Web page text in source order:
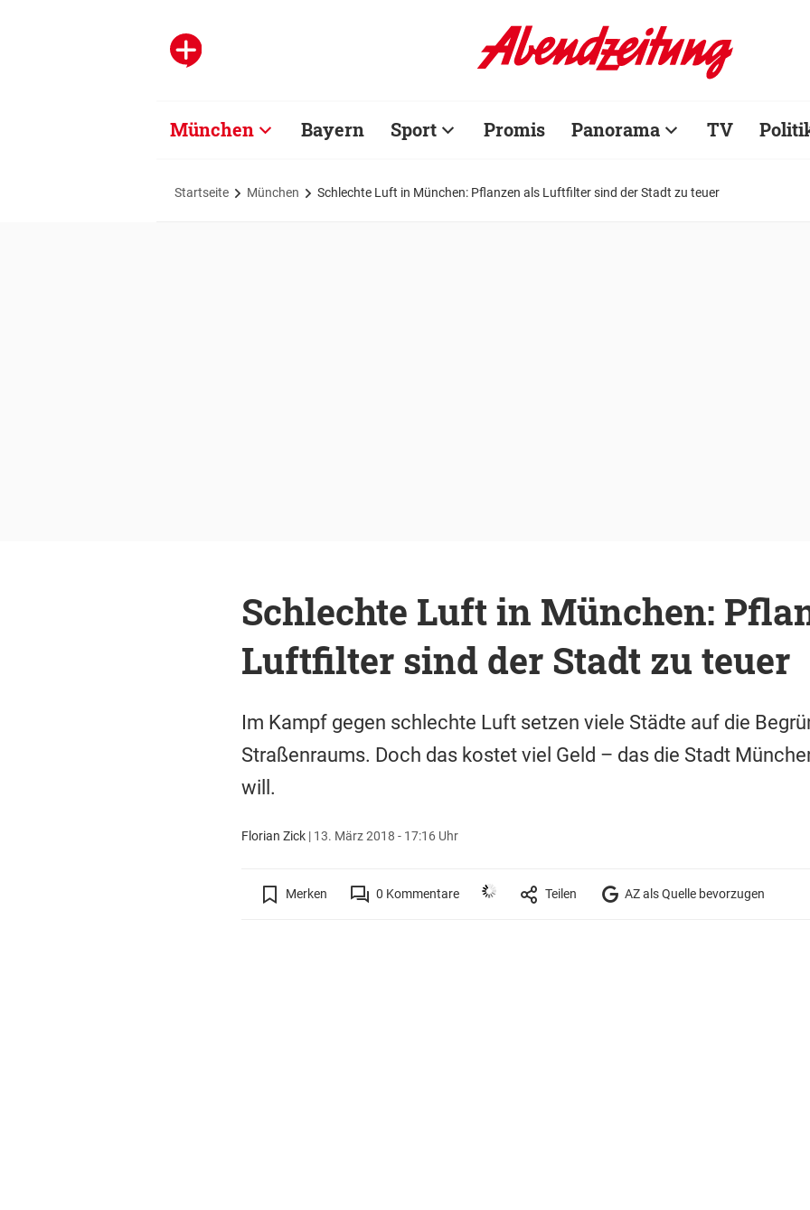
München Bayern Sport Promis Panorama TV
Startseite München Schlechte Luft in München: Pflanzen als Luftfilter sind der Stadt zu teuer
Schlechte Luft in München:
Luftfilter sind der Stadt zu teuer
Im Kampf gegen schlechte Luft setzen viele Städte auf die
Straßenraums. Doch das kostet viel Geld – das die Stadt
will.
Florian Zick| 13. März 2018 - 17:16 Uhr
Merken 0 Kommentare Teilen AZ als Quelle bevorzugen